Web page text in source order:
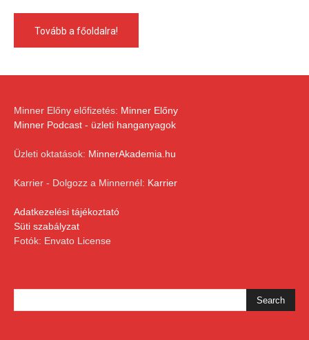
Tovább a főoldalra!
Minner Előny előfizetés: Minner Előny
Minner Podcast - üzleti hanganyagok
Üzleti oktatások: MinnerAkademia.hu
Karrier - Dolgozz a Minnernél: Karrier
Adatkezelési tájékoztató
Süti szabályzat
Fotók: Envato License